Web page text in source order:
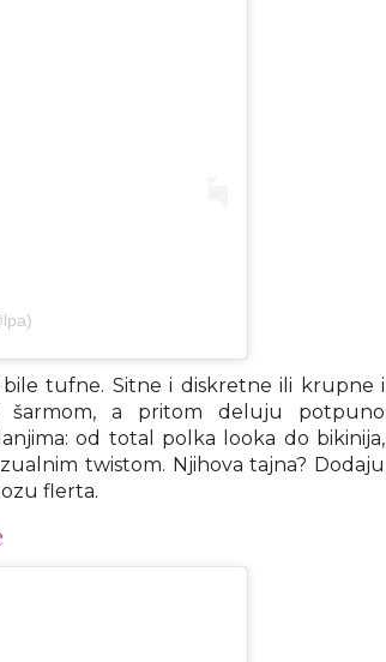
tufne. Sitne i diskretne ili krupne i
a pritom deluju potpuno
od total polka looka do bikinija,
twistom. Njihova tajna? Dodaju
flerta.